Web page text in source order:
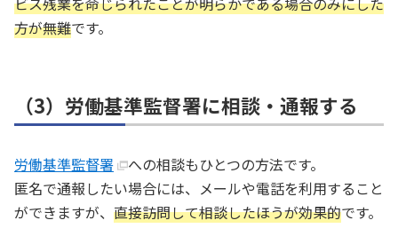
方が無難です。
（3）労働基準監督署に相談・通報する
労働基準監督署
への相談もひとつの方法です。
匿名で通報したい場合には、メールや電話を利用すること
ができますが、 直接訪問して相談したほうが効果的です。